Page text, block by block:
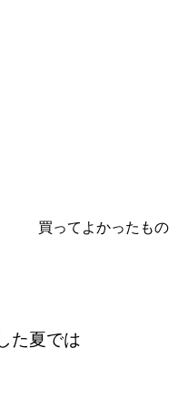
買ってよかったもの
た夏では